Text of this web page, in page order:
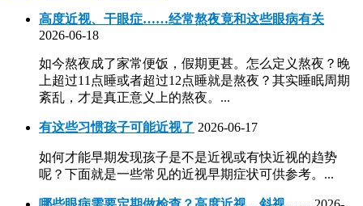
高度近视、干眼症……经常熬夜竟和这些眼病有关
2026-06-18
如今熬夜成了家常便饭，假期更甚。怎么定义熬夜？晚
上超过11点睡或者超过12点睡就是熬夜？其实睡眠周期
紊乱，才是真正意义上的熬夜。...
有这些习惯孩子可能近视了 2026-06-17
如何才能早期发现孩子是不是近视或有快近视的趋势
呢？下面就是一些常见的近视早期症状可供参考。...